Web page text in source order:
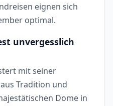
eignen sich
optimal.
unvergesslich
mit seiner
Tradition und
Dome in